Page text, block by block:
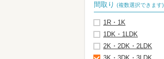
間取り (複数選択できます)
1R・1K
1DK・1LDK
2K・2DK・2LDK